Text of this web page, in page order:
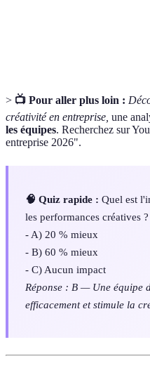
> 📺 Pour aller plus loin :
créativité en entreprise, une
les équipes. Recherchez sur
entreprise 2026".
🧠 Quiz rapide : Quel est
les performances créatives ?
- A) 20 % mieux
- B) 60 % mieux
- C) Aucun impact
Réponse : B — Une équipe
efficacement et stimule la